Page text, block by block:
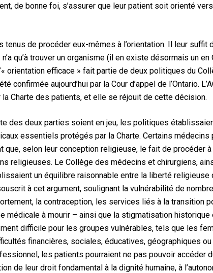
de bonne foi, s’assurer que leur patient soit orienté
de procéder eux-mêmes à l’orientation. Il leur suffit
qu’à trouver un organisme (il en existe désormais un en
orientation efficace » fait partie de deux politiques du
aujourd’hui par la Cour d’appel de l’Ontario.
Charte des patients, et elle se réjouit de cette décision.
des deux parties soient en jeu, les politiques
essentiels protégés par la Charte. Certains médecins
selon leur conception religieuse, le fait de procéder à
religieuses. Le Collège des médecins et chirurgiens,
un équilibre raisonnable entre la liberté
à cet argument, soulignant la vulnérabilité de
la contraception, les services liés à la transition
médicale à mourir – ainsi que la stigmatisation historique
difficile pour les groupes vulnérables, tels que les
financières, sociales, éducatives, géographiques ou
les patients pourraient ne pas pouvoir accéder
de leur droit fondamental à la dignité humaine, à